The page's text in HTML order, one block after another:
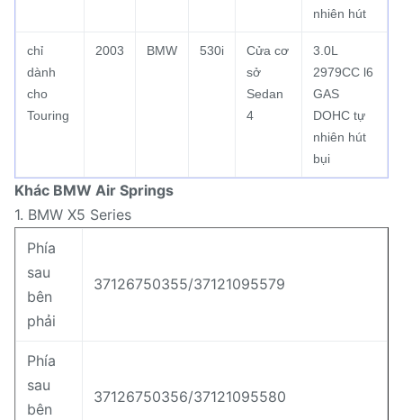
nhiên hút
chỉ
dành
cho
Touring
2003 BMW 530i
Cửa cơ
sở
Sedan
4
3.0L
2979CC l6
GAS
DOHC tự
nhiên hút
bụi
Khác BMW Air Springs
1. BMW X5 Series
Phía
sau
bên
phải
37126750355/37121095579
Phía
sau
bên
37126750356/37121095580